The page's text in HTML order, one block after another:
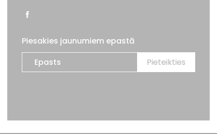
Piesakies jaunumiem epastā